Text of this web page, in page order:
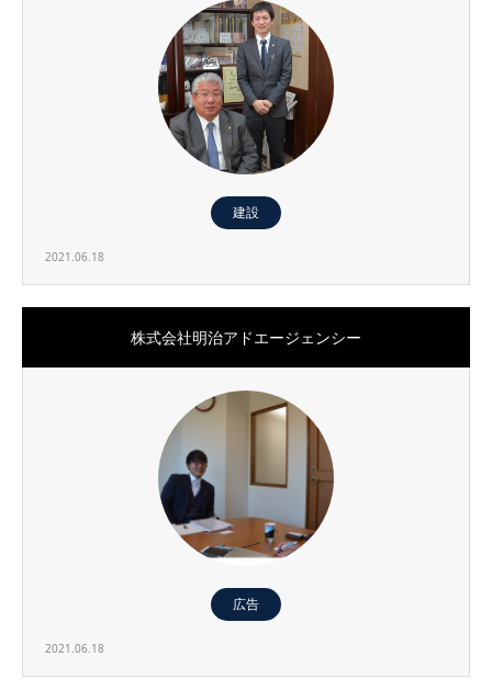
建設
2021.06.18
株式会社明治アドエージェンシー
広告
2021.06.18